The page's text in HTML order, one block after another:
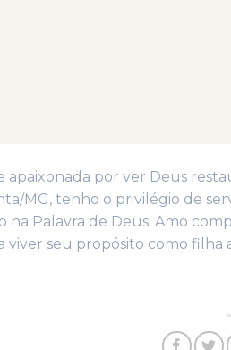
apaixonada por ver Deus
MG, tenho o privilégio de
Palavra de Deus. Amo
seu propósito como filha